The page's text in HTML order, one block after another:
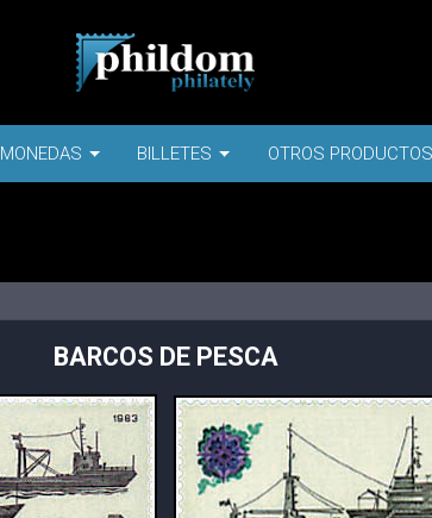
MONEDAS BILLETES OTROS PRODUCTOS
BARCOS DE PESCA